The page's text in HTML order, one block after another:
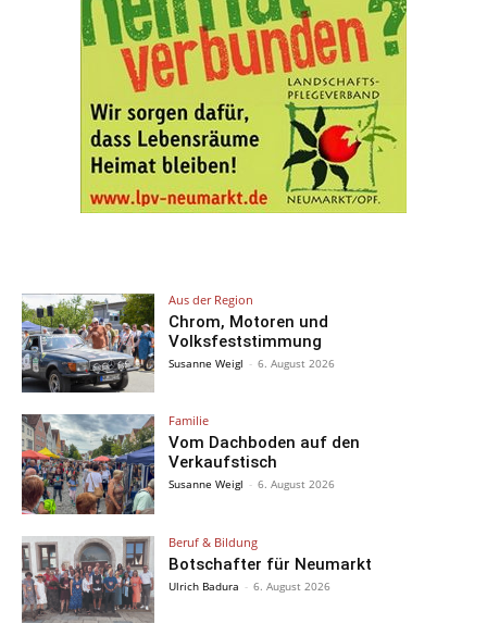
Aus der Region
Chrom, Motoren und
Volksfeststimmung
Susanne Weigl - 6. August 2026
Familie
Vom Dachboden auf den
Verkaufstisch
Susanne Weigl - 6. August 2026
Beruf & Bildung
Botschafter für Neumarkt
Ulrich Badura - 6. August 2026